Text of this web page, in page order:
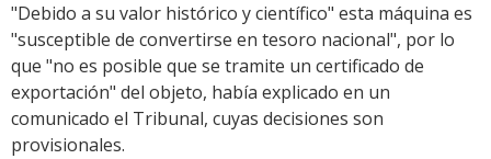
"Debido a su valor histórico y científico" esta máquina es
"susceptible de convertirse en tesoro nacional", por lo
que "no es posible que se tramite un certificado de
exportación" del objeto, había explicado en un
comunicado el Tribunal, cuyas decisiones son
provisionales.